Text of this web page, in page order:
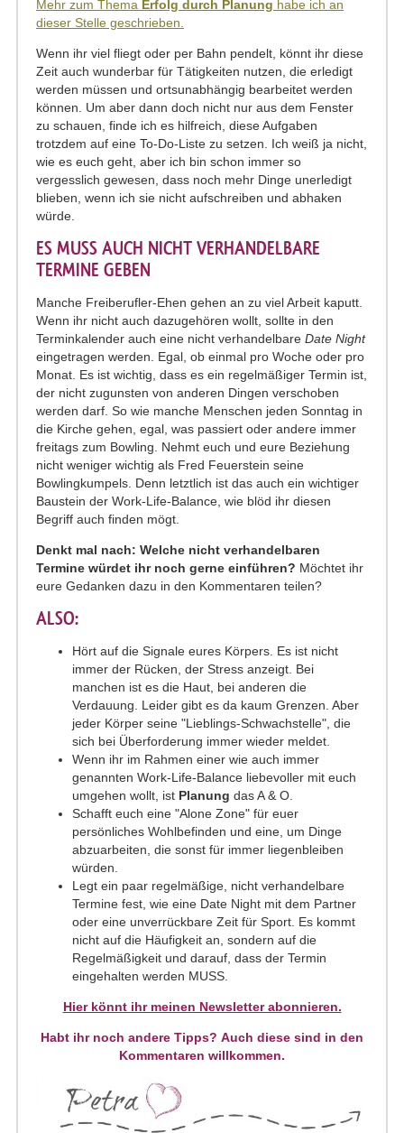
Mehr zum Thema Erfolg durch Planung habe ich an
dieser Stelle geschrieben.
Wenn ihr viel fliegt oder per Bahn pendelt, könnt ihr diese
Zeit auch wunderbar für Tätigkeiten nutzen, die erledigt
werden müssen und ortsunabhängig bearbeitet werden
können. Um aber dann doch nicht nur aus dem Fenster
zu schauen, finde ich es hilfreich, diese Aufgaben
trotzdem auf eine To-Do-Liste zu setzen. Ich weiß ja nicht,
wie es euch geht, aber ich bin schon immer so
vergesslich gewesen, dass noch mehr Dinge unerledigt
blieben, wenn ich sie nicht aufschreiben und abhaken
würde.
ES MUSS AUCH NICHT VERHANDELBARE
TERMINE GEBEN
Manche Freiberufler-Ehen gehen an zu viel Arbeit kaputt.
Wenn ihr nicht auch dazugehören wollt, sollte in den
Terminkalender auch eine nicht verhandelbare Date Night
eingetragen werden. Egal, ob einmal pro Woche oder pro
Monat. Es ist wichtig, dass es ein regelmäßiger Termin ist,
der nicht zugunsten von anderen Dingen verschoben
werden darf. So wie manche Menschen jeden Sonntag in
die Kirche gehen, egal, was passiert oder andere immer
freitags zum Bowling. Nehmt euch und eure Beziehung
nicht weniger wichtig als Fred Feuerstein seine
Bowlingkumpels. Denn letztlich ist das auch ein wichtiger
Baustein der Work-Life-Balance, wie blöd ihr diesen
Begriff auch finden mögt.
Denkt mal nach: Welche nicht verhandelbaren
Termine würdet ihr noch gerne einführen? Möchtet ihr
eure Gedanken dazu in den Kommentaren teilen?
ALSO:
Hört auf die Signale eures Körpers. Es ist nicht
immer der Rücken, der Stress anzeigt. Bei
manchen ist es die Haut, bei anderen die
Verdauung. Leider gibt es da kaum Grenzen. Aber
jeder Körper seine "Lieblings-Schwachstelle", die
sich bei Überforderung immer wieder meldet.
Wenn ihr im Rahmen einer wie auch immer
genannten Work-Life-Balance liebevoller mit euch
umgehen wollt, ist Planung das A & O.
Schafft euch eine "Alone Zone" für euer
persönliches Wohlbefinden und eine, um Dinge
abzuarbeiten, die sonst für immer liegenbleiben
würden.
Legt ein paar regelmäßige, nicht verhandelbare
Termine fest, wie eine Date Night mit dem Partner
oder eine unverrückbare Zeit für Sport. Es kommt
nicht auf die Häufigkeit an, sondern auf die
Regelmäßigkeit und darauf, dass der Termin
eingehalten werden MUSS.
Hier könnt ihr meinen Newsletter abonnieren.
Habt ihr noch andere Tipps? Auch diese sind in den
Kommentaren willkommen.